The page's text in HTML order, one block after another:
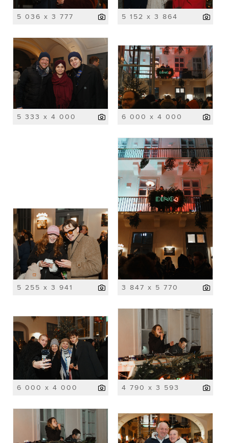
5 036 x 3 777 5 152 x 3 864
5 333 x 4 000 6 000 x 4 000
5 255 x 3 941 3 847 x 5 770
6 000 x 4 000 4 790 x 3 593